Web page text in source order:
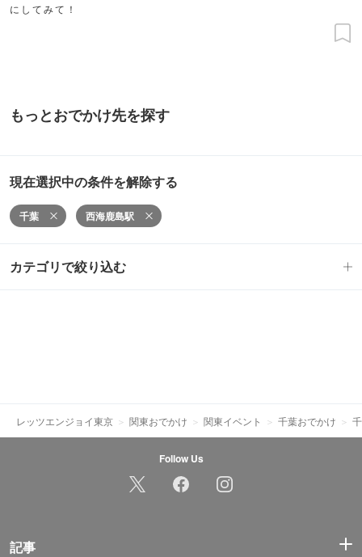
にしてみて！
もっとおでかけ先を探す
現在選択中の条件を解除する
千葉 西海鹿島駅
カテゴリで絞り込む
レッツエンジョイ東京 関東おでかけ 関東イベント 千葉おでかけ
Follow Us
記事